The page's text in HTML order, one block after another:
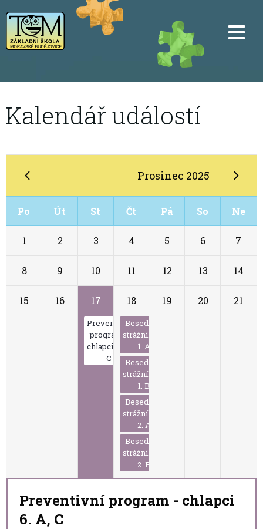
Kalendář událostí
Prosinec 2025
Po Út St Čt Pá So Ne
1 2 3 4 5 6 7
8 9 10 11 12 13 14
15 16 17
Preventivní
program -
chlapci 6. A,
C
18
Beseda se
strážníkem
1. A
Beseda se
strážníkem
1. B
Beseda se
strážníkem
2. A
Beseda se
strážníkem
2. B
19 20 21
Preventivní program - chlapci
6. A, C